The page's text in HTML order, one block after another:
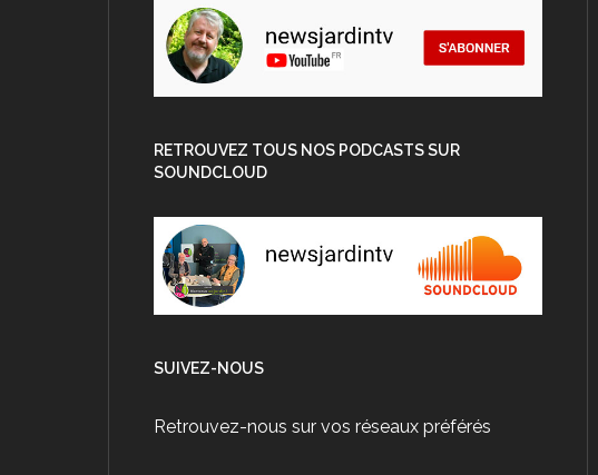
RETROUVEZ TOUS NOS PODCASTS SUR
SOUNDCLOUD
SUIVEZ-NOUS
Retrouvez-nous sur vos réseaux préférés